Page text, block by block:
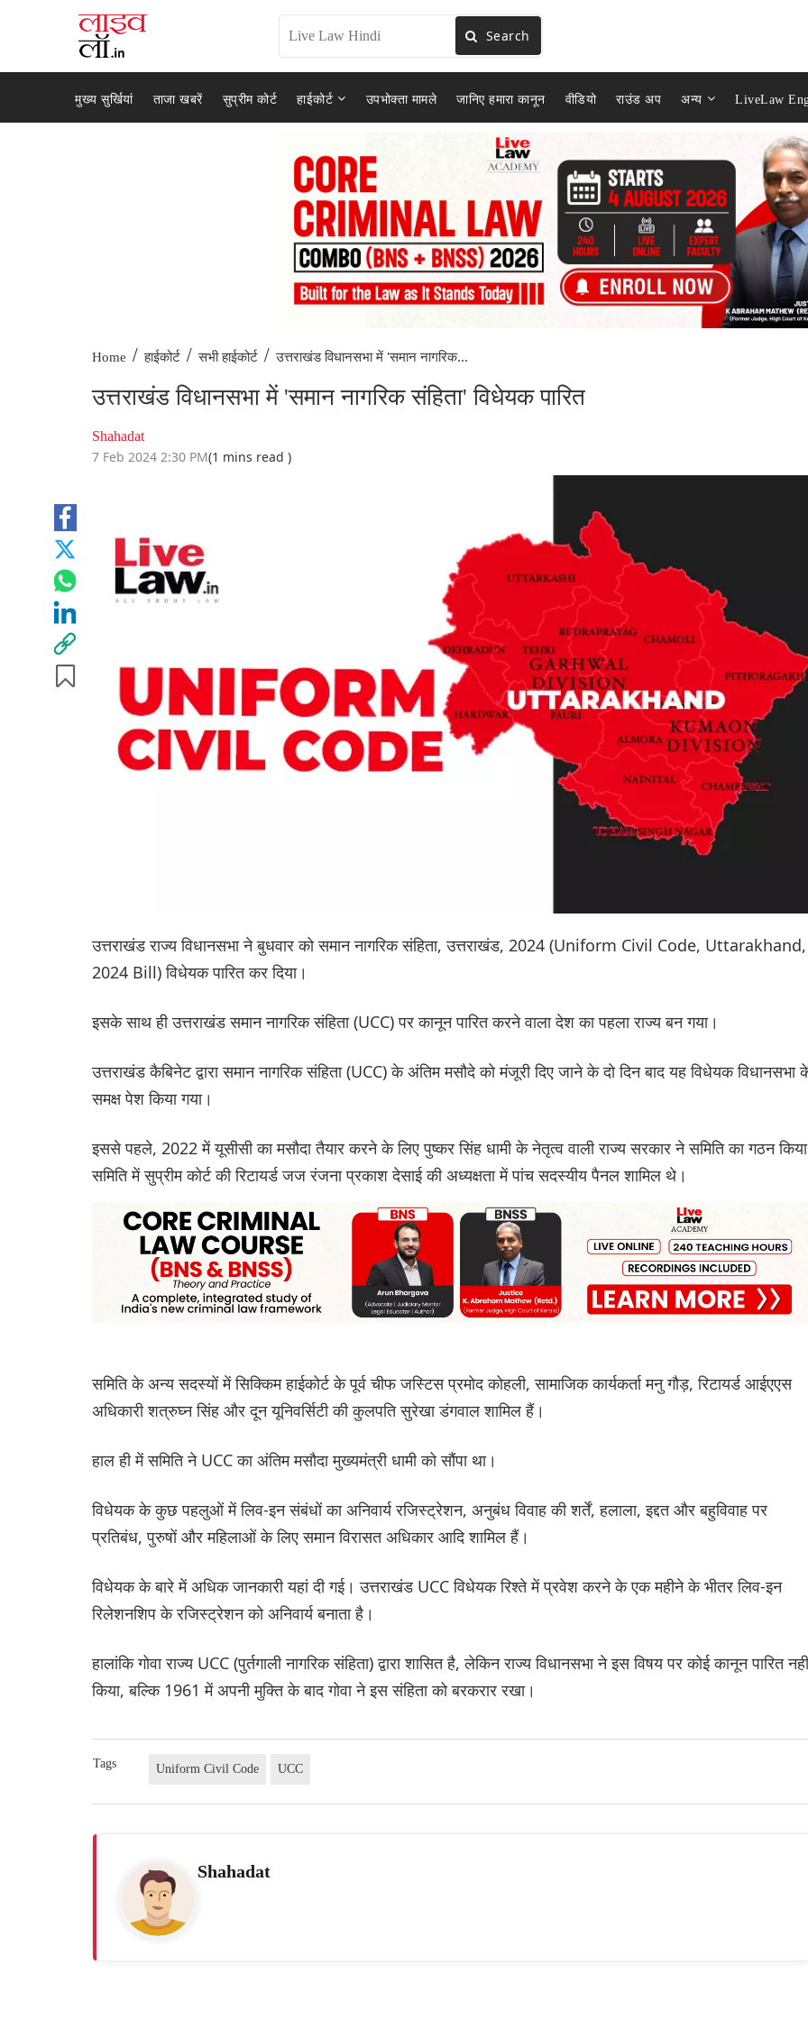
Search
मुख्य सुर्खियां ताजा खबरें सुप्रीम कोर्ट हाईकोर्ट उपभोक्ता मामले जानिए हमारा कानून वीडियो राउंड अप अन्य LiveLaw
Home / हाईकोर्ट / सभी हाईकोर्ट / उत्तराखंड विधानसभा में 'समान नागरिक...
उत्तराखंड विधानसभा में 'समान नागरिक संहिता' विधेयक पारित
Shahadat
7 Feb 2024 2:30 PM(1 mins read )
उत्तराखंड राज्य विधानसभा ने बुधवार को समान नागरिक संहिता, उत्तराखंड, 2024 (Uniform Civil Code, Uttarakhand,
2024 Bill) विधेयक पारित कर दिया।
इसके साथ ही उत्तराखंड समान नागरिक संहिता (UCC) पर कानून पारित करने वाला देश का पहला राज्य बन गया।
उत्तराखंड कैबिनेट द्वारा समान नागरिक संहिता (UCC) के अंतिम मसौदे को मंजूरी दिए जाने के दो दिन बाद यह विधेयक विधानसभा
समक्ष पेश किया गया।
इससे पहले, 2022 में यूसीसी का मसौदा तैयार करने के लिए पुष्कर सिंह धामी के नेतृत्व वाली राज्य सरकार ने समिति का गठन
समिति में सुप्रीम कोर्ट की रिटायर्ड जज रंजना प्रकाश देसाई की अध्यक्षता में पांच सदस्यीय पैनल शामिल थे।
समिति के अन्य सदस्यों में सिक्किम हाईकोर्ट के पूर्व चीफ जस्टिस प्रमोद कोहली, सामाजिक कार्यकर्ता मनु गौड़, रिटायर्ड आईएएस
अधिकारी शत्रुघ्न सिंह और दून यूनिवर्सिटी की कुलपति सुरेखा डंगवाल शामिल हैं।
हाल ही में समिति ने UCC का अंतिम मसौदा मुख्यमंत्री धामी को सौंपा था।
विधेयक के कुछ पहलुओं में लिव-इन संबंधों का अनिवार्य रजिस्ट्रेशन, अनुबंध विवाह की शर्तें, हलाला, इद्दत और बहुविवाह पर
प्रतिबंध, पुरुषों और महिलाओं के लिए समान विरासत अधिकार आदि शामिल हैं।
विधेयक के बारे में अधिक जानकारी यहां दी गई। उत्तराखंड UCC विधेयक रिश्ते में प्रवेश करने के एक महीने के भीतर लिव-इन
रिलेशनशिप के रजिस्ट्रेशन को अनिवार्य बनाता है।
हालांकि गोवा राज्य UCC (पुर्तगाली नागरिक संहिता) द्वारा शासित है, लेकिन राज्य विधानसभा ने इस विषय पर कोई कानून पारित नहीं
किया, बल्कि 1961 में अपनी मुक्ति के बाद गोवा ने इस संहिता को बरकरार रखा।
Tags Uniform Civil Code UCC
Shahadat